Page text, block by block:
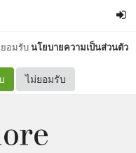
ยอมรับนโยบายความเป็นส่วนตัว
ไม่ยอมรับ